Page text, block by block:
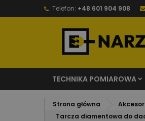
Telefon: +48 601 904 908
TECHNIKA POMIAROWA
Strona główna
Tarcza diamentowa do